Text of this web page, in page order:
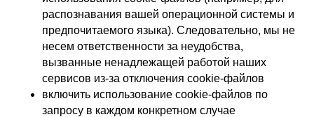
распознавания вашей операционной системы и
предпочитаемого языка). Следовательно, мы не
несем ответственности за неудобства,
вызванные ненадлежащей работой наших
сервисов из-за отключения cookie-файлов
включить использование cookie-файлов по
запросу в каждом конкретном случае